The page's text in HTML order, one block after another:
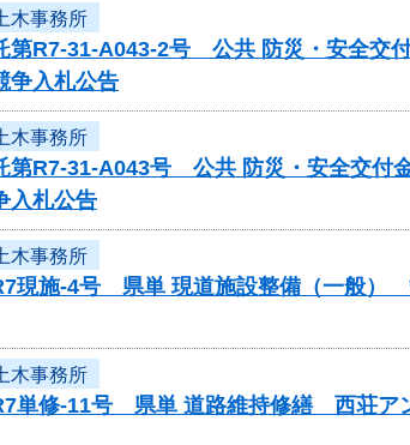
木事務所
第R7-31-A043-2号 公共 防災・安全
争入札公告
木事務所
第R7-31-A043号 公共 防災・安全交
入札公告
木事務所
現施-4号 県単 現道施設整備（一般）
木事務所
単修-11号 県単 道路維持修繕 西荘